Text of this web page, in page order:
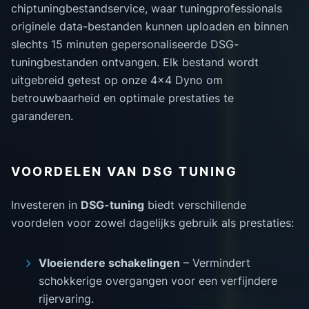
chiptuningbestandservice, waar tuningprofessionals
originele data-bestanden kunnen uploaden en binnen
slechts 15 minuten gepersonaliseerde DSG-
tuningbestanden ontvangen. Elk bestand wordt
uitgebreid getest op onze 4x4 Dyno om
betrouwbaarheid en optimale prestaties te
garanderen.
VOORDELEN VAN DSG TUNING
Investeren in DSG-tuning biedt verschillende
voordelen voor zowel dagelijks gebruik als prestaties:
Vloeiendere schakelingen – Vermindert
schokkerige overgangen voor een verfijndere
rijervaring.